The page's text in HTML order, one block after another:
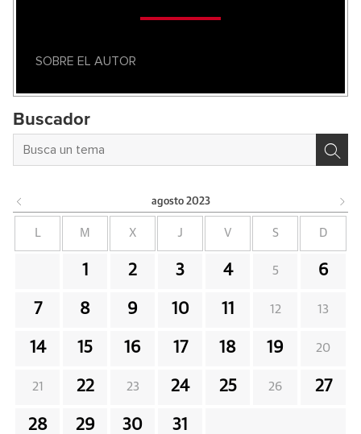
SOBRE EL AUTOR
Buscador
agosto 2023
M X J V S D
1 2 3 4 5 6
7 8 9 10 11 12 13
14 15 16 17 18 19 20
21 22 23 24 25 26 27
28 29 30 31